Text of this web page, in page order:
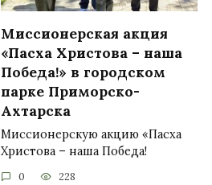
Миссионерская акция
«Пасха Христова – наша
Победа!» в городском
парке Приморско-
Ахтарска
Миссионерскую акцию «Пасха
Христова – наша Победа!
0 228